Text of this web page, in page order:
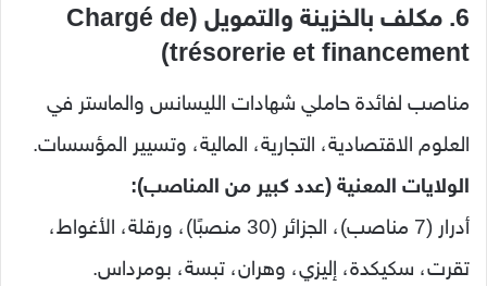
6. مكلف بالخزينة والتمويل (Chargé de
trésorerie et financement)
مناصب لفائدة حاملي شهادات الليسانس والماستر في
العلوم الاقتصادية، التجارية، المالية، وتسيير المؤسسات.
الولايات المعنية (عدد كبير من المناصب):
أدرار (7 مناصب)، الجزائر (30 منصبًا)، ورقلة، الأغواط،
تقرت، سكيكدة، إليزي، وهران، تبسة، بومرداس.